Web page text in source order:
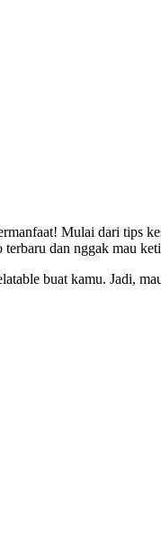
Mulai dari tips
dan nggak mau
buat kamu. Jadi,